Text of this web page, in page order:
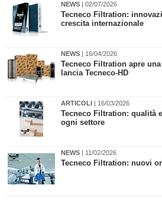
NEWS | 02/07/2026
​Tecneco Filtration:
crescita internazionale
NEWS | 16/04/2026
Tecneco Filtration apre
lancia Tecneco-HD
ARTICOLI | 16/03/2026
Tecneco Filtration: qualità
ogni settore
NEWS | 11/02/2026
Tecneco Filtration: nuovi